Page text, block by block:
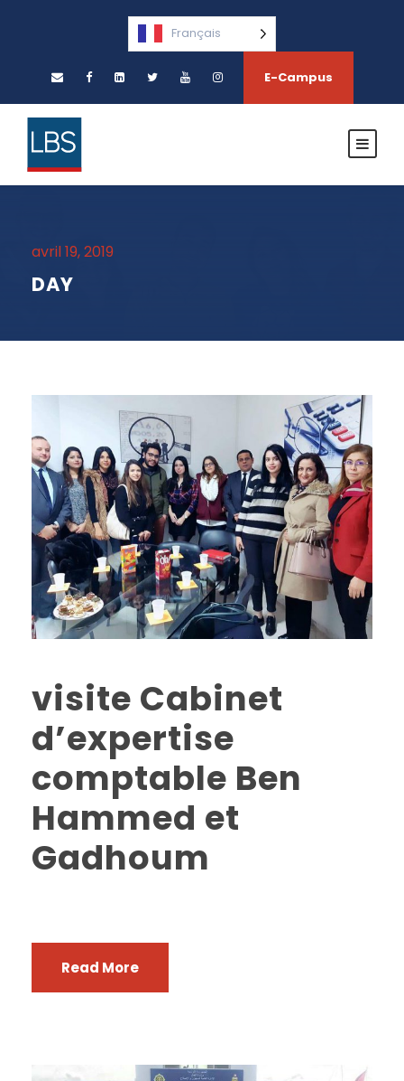
Français
E-Campus
avril 19, 2019
DAY
visite Cabinet
d’expertise
comptable Ben
Hammed et
Gadhoum
Read More